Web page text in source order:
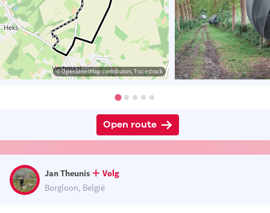
© OpenStreetMap contributors, Tracestrack
Open route
Jan Theunis
Volg
Borgloon, België